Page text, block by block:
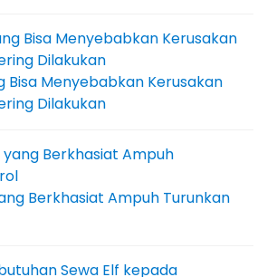
Bisa Menyebabkan Kerusakan
Dilakukan
Berkhasiat Ampuh Turunkan